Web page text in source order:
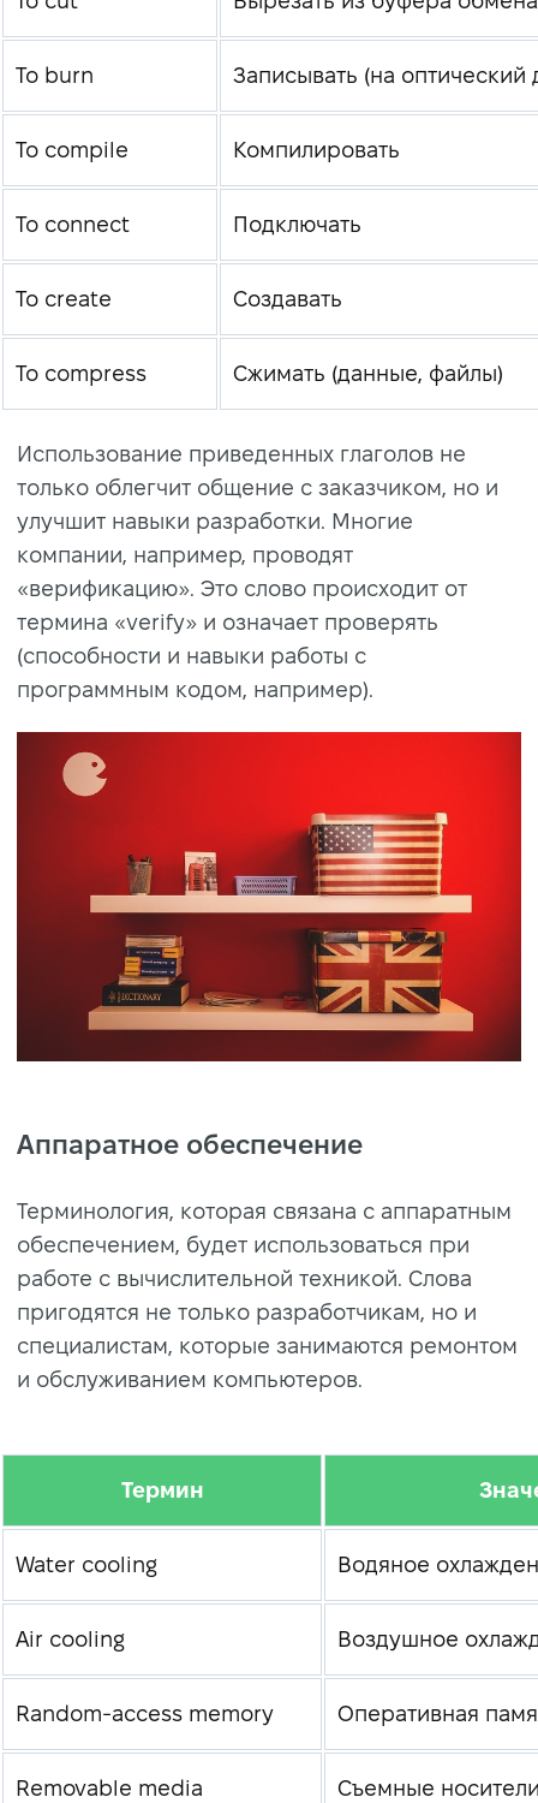
To burn Записывать (на оптический
To compile Компилировать
To connect Подключать
To create Создавать
To compress Сжимать (данные, файлы)
Использование приведенных глаголов не
только облегчит общение с заказчиком, но и
улучшит навыки разработки. Многие
компании, например, проводят
«верификацию». Это слово происходит от
термина «verify» и означает проверять
(способности и навыки работы с
программным кодом, например).
Аппаратное обеспечение
Терминология, которая связана с аппаратным
обеспечением, будет использоваться при
работе с вычислительной техникой. Слова
пригодятся не только разработчикам, но и
специалистам, которые занимаются ремонтом
и обслуживанием компьютеров.
Термин
Water cooling Водяное
Air cooling Воздушное
Random-access memory Оперативная
Removable media Съемные